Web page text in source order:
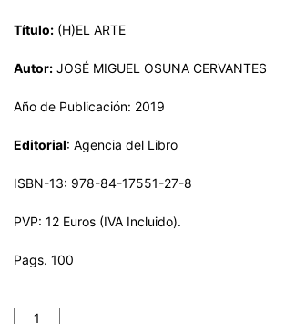
Título: (H)EL ARTE
Autor: JOSÉ MIGUEL OSUNA CERVANTES
Año de Publicación: 2019
Editorial: Agencia del Libro
ISBN-13: 978-84-17551-27-8
PVP: 12 Euros (IVA Incluido).
Pags. 100